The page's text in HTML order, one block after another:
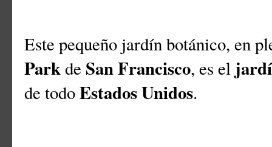
Este pequeño jardín botánico, en
Parkde San Francisco, es el
de todoEstados Unidos.